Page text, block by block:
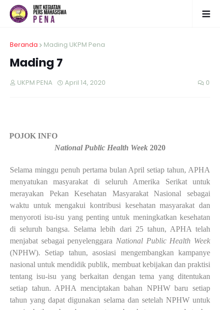
Beranda Mading UKPM Pena
Mading 7
UKPM PENA April 14, 2020 0
POJOK INFO
National Public Health Week 2020
Selama minggu penuh pertama bulan April setiap tahun, APHA
menyatukan masyarakat
di seluruh Amerika Serikat untuk
merayakan Pekan Kesehatan Masyarakat Nasional sebagai
waktu untuk mengakui kontribusi kesehatan masyarakat dan
menyoroti isu-isu yang penting untuk meningkatkan kesehatan
di seluruh bangsa. Selama lebih dari 25 tahun, APHA telah
menjabat sebagai penyelenggara National Public Health Week
(NPHW). Setiap tahun, asosiasi
mengembangkan kampanye
nasional untuk mendidik publik, membuat kebijakan dan praktisi
tentang isu-isu yang berkaitan dengan tema yang ditentukan
setiap tahun. APHA menciptakan bahan NPHW baru setiap
tahun yang dapat digunakan selama dan setelah NPHW untuk